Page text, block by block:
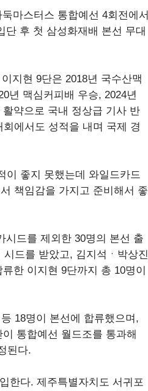
마스터스 통합예선 4회전에서
단 후 첫 삼성화재배 본선 무대
지현 9단은 2018년 국수산맥
년 맥심커피배 우승, 2024년
약으로 국내 정상급 기사 반
에서도 성적을 내며 국제 경
이 좋지 못했는데 와일드카드
책임감을 가지고 준비해서 좋
시드를 제외한 30명의 본선 출
드를 받았고, 김지석ㆍ박상진
한 이지현 9단까지 총 10명이
18명이 본선에 합류했으며,
통합예선 월드조를 통과해
된다.
한다. 제주특별자치도 서귀포